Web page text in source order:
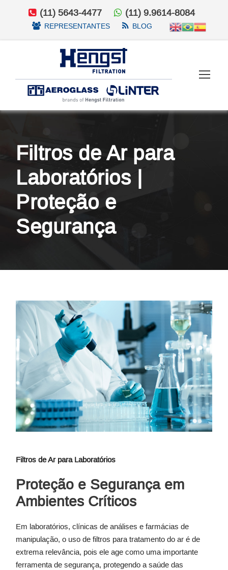
(11) 5643-4477 (11) 9.9614-8084
REPRESENTANTES BLOG
Filtros de Ar para
Laboratórios |
Proteção e
Segurança
Filtros de Ar para Laboratórios
Proteção e Segurança em
Ambientes Críticos
Em laboratórios, clínicas de análises e farmácias de
manipulação, o uso de filtros para tratamento do ar é de
extrema relevância, pois ele age como uma importante
ferramenta de segurança, protegendo a saúde das